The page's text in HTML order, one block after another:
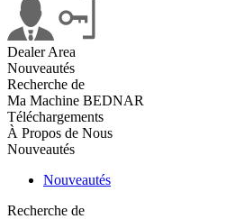
Dealer Area
Nouveautés
Recherche de
Ma Machine BEDNAR
Téléchargements
À Propos de Nous
Nouveautés
Nouveautés
Recherche de